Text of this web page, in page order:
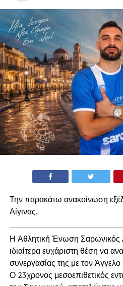
Την παρακάτω ανακοίνωση
Αίγινας.
Η Αθλητική Ένωση Σαρωνικός
ιδιαίτερα ευχάριστη θέση να
συνεργασίας της με τον
Ο 23χρονος μεσοεπιθετικός